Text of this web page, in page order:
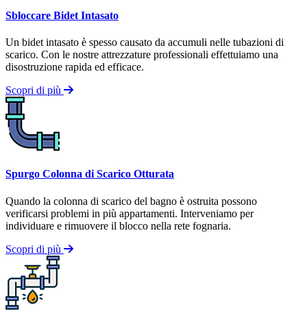
Sbloccare Bidet Intasato
Un bidet intasato è spesso causato da accumuli nelle tubazioni di
scarico. Con le nostre attrezzature professionali effettuiamo una
disostruzione rapida ed efficace.
Scopri di più
Spurgo Colonna di Scarico Otturata
Quando la colonna di scarico del bagno è ostruita possono
verificarsi problemi in più appartamenti. Interveniamo per
individuare e rimuovere il blocco nella rete fognaria.
Scopri di più